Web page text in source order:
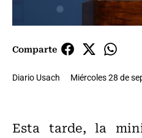
Comparte
Diario Usach Miércoles 28 de
Esta tarde, la